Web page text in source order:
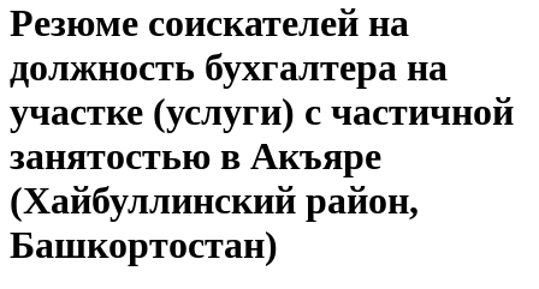
Резюме соискателей на
должность бухгалтера на
участке (услуги) с частичной
занятостью в Акъяре
(Хайбуллинский район,
Башкортостан)